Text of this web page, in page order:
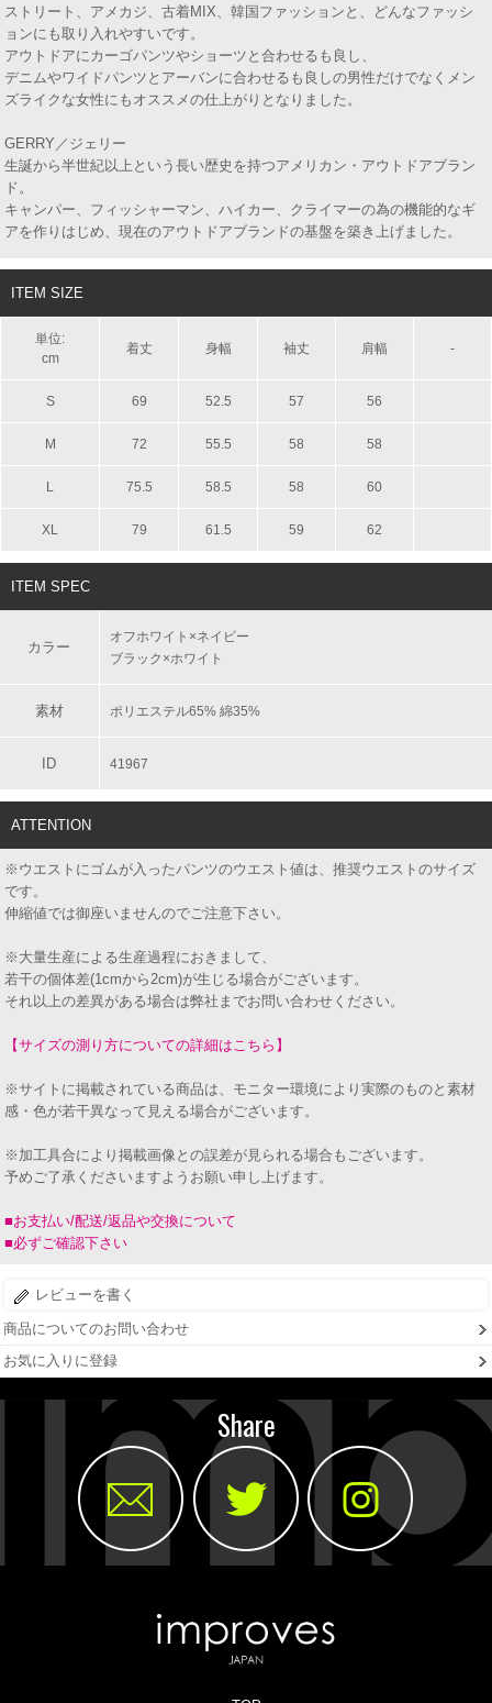
ストリート、アメカジ、古着MIX、韓国ファッションと、どんなファッシ
ョンにも取り入れやすいです。
アウトドアにカーゴパンツやショーツと合わせるも良し、
デニムやワイドパンツとアーバンに合わせるも良しの男性だけでなくメン
ズライクな女性にもオススメの仕上がりとなりました。
GERRY／ジェリー
生誕から半世紀以上という長い歴史を持つアメリカン・アウトドアブラン
ド。
キャンパー、フィッシャーマン、ハイカー、クライマーの為の機能的なギ
アを作りはじめ、現在のアウトドアブランドの基盤を築き上げました。
ITEM SIZE
単位:
cm
着丈 身幅 袖丈 肩幅 -
S 69 52.5 57 56
M 72 55.5 58 58
L 75.5 58.5 58 60
XL 79 61.5 59 62
ITEM SPEC
カラー
オフホワイト×ネイビー
ブラック×ホワイト
素材 ポリエステル65% 綿35%
ID 41967
ATTENTION
※ウエストにゴムが入ったパンツのウエスト値は、推奨ウエストのサイズ
です。
伸縮値では御座いませんのでご注意下さい。
※大量生産による生産過程におきまして、
若干の個体差(1cmから2cm)が生じる場合がございます。
それ以上の差異がある場合は弊社までお問い合わせください。
【サイズの測り方についての詳細はこちら】
※サイトに掲載されている商品は、モニター環境により実際のものと素材
感・色が若干異なって見える場合がございます。
※加工具合により掲載画像との誤差が見られる場合もございます。
予めご了承くださいますようお願い申し上げます。
■お支払い/配送/返品や交換について
■必ずご確認下さい
レビューを書く
商品についてのお問い合わせ
お気に入りに登録
Share